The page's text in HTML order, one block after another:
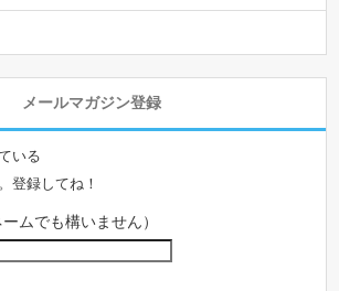
メールマガジン登録
いる
登録してね！
ムでも構いません）